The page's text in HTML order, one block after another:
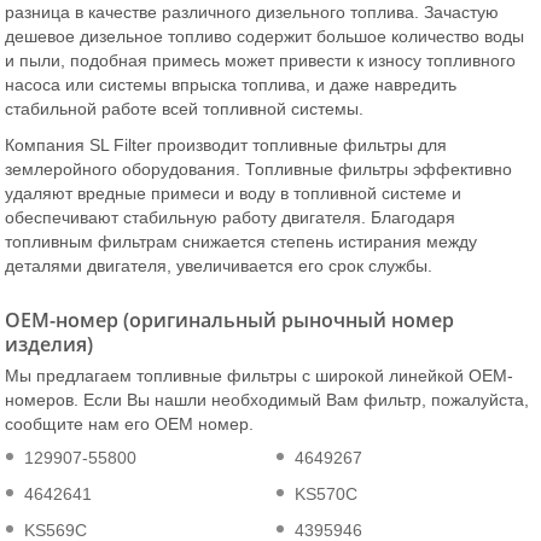
разница в качестве различного дизельного топлива. Зачастую
дешевое дизельное топливо содержит большое количество воды
и пыли, подобная примесь может привести к износу топливного
насоса или системы впрыска топлива, и даже навредить
стабильной работе всей топливной системы.
Компания SL Filter производит топливные фильтры для
землеройного оборудования. Топливные фильтры эффективно
удаляют вредные примеси и воду в топливной системе и
обеспечивают стабильную работу двигателя. Благодаря
топливным фильтрам снижается степень истирания между
деталями двигателя, увеличивается его срок службы.
OEM-номер (оригинальный рыночный номер
изделия)
Мы предлагаем топливные фильтры с широкой линейкой OEM-
номеров. Если Вы нашли необходимый Вам фильтр, пожалуйста,
сообщите нам его OEM номер.
129907-55800
4649267
4642641
KS570C
KS569C
4395946